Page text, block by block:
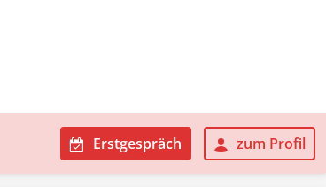
Erstgespräch zum Profil